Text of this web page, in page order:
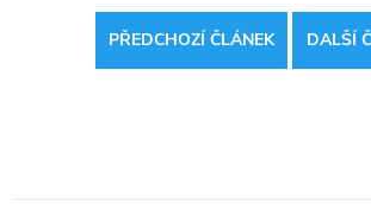
PŘEDCHOZÍ ČLÁNEK DALŠÍ